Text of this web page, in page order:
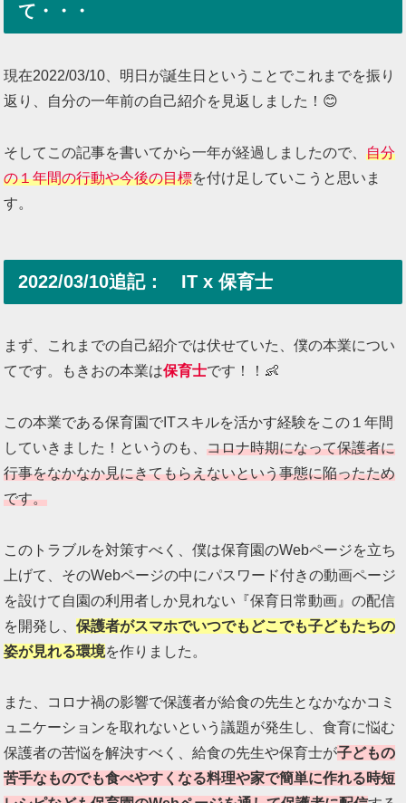
て・・・
現在2022/03/10、明日が誕生日ということでこれまでを振り
返り、自分の一年前の自己紹介を見返しました！😊
そしてこの記事を書いてから一年が経過しましたので、自分
の１年間の行動や今後の目標を付け足していこうと思いま
す。
2022/03/10追記： IT x 保育士
まず、これまでの自己紹介では伏せていた、僕の本業につい
てです。もきおの本業は保育士です！！👶
この本業である保育園でITスキルを活かす経験をこの１年間
していきました！というのも、コロナ時期になって保護者に
行事をなかなか見にきてもらえないという事態に陥ったため
です。
このトラブルを対策すべく、僕は保育園のWebページを立ち
上げて、そのWebページの中にパスワード付きの動画ページ
を設けて自園の利用者しか見れない『保育日常動画』の配信
を開発し、保護者がスマホでいつでもどこでも子どもたちの
姿が見れる環境を作りました。
また、コロナ禍の影響で保護者が給食の先生となかなかコミ
ュニケーションを取れないという議題が発生し、食育に悩む
保護者の苦悩を解決すべく、給食の先生や保育士が子どもの
苦手なものでも食べやすくなる料理や家で簡単に作れる時短